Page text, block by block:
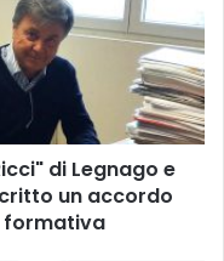
di Legnago e
un accordo
formativa